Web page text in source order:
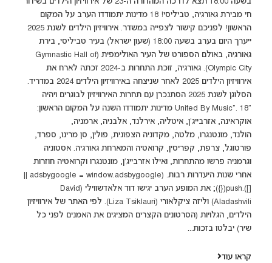
חי מבירת גאורגיה, טביליסי! 18 מדינות יתמודדו הערב על המקום
הראשון! לפניכם קישור לצפייה במשדר. אירוויזיון הילדים לשנת 2025
ייערך היום בערב בשעה 18:00 (שעון ישראל) בעיר טביליסי, בירת
גאורגיה, באולם הספורט של העיר האולימפית (Gymnastic Hall of
Olympic City). גאורגיה, זוכת התחרות ב-2024 זכתה לארח את
אירוויזיון הילדים 2025 לאחר שניצחה באירוויזיון הילדים 2024 במדריד.
הסלוגן לשנת 2025 הסתנכרן עם תחרות האירוויזיון לבוגרים ויהיה
"United By Music". 18 מדינות יתמודדו השנה על המקום הראשון:
אוקראינה, אזרבייג'ן, איטליה, אירלנד, אלבניה, ארמניה,
הולנד, מונטנגרו, מלטה, מקדוניה הצפונית, פולין, סן מרינו, ספרד,
פורטוגל, צרפת, קפריסין, קרואטיה והמארחת גאורגיה. אסטוניה
וגרמניה פרשו מהתחרות, ואילו אזרבייג'ן, מונטנגרו וקרואטיה חוזרות
[]).push({}); את המופע הערב יגישו דוד אלאדשווילי (David
Aladashvili) וליזה ציקלאורי (Liza Tsiklauri). לפי האתר של אירוויזיון
הילדים, הגלויות (הסרטונים הקצרים המציגים את האמנים לפני כל
שיר) יבלטו בזכות...
קראו עוד